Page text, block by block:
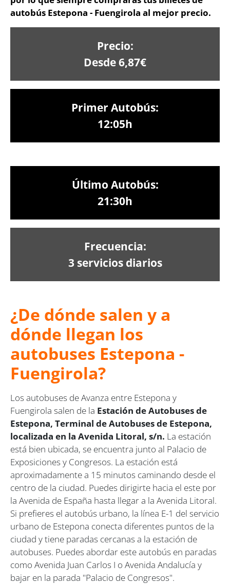
autobús Estepona - Fuengirola al mejor precio.
Precio:
Desde 6,87€
Primer Autobús:
12:05h
Último Autobús:
21:30h
Frecuencia:
3 servicios diarios
¿De dónde salen y a
dónde llegan los
autobuses Estepona -
Fuengirola?
Los autobuses de Avanza entre Estepona y
Fuengirola salen de la Estación de Autobuses de
Estepona, Terminal de Autobuses de Estepona,
localizada en la Avenida Litoral, s/n. La estación
está bien ubicada, se encuentra junto al Palacio de
Exposiciones y Congresos. La estación está
aproximadamente a 15 minutos caminando desde el
centro de la ciudad. Puedes dirigirte hacia el este por
la Avenida de España hasta llegar a la Avenida Litoral.
Si prefieres el autobús urbano, la línea E-1 del servicio
urbano de Estepona conecta diferentes puntos de la
ciudad y tiene paradas cercanas a la estación de
autobuses. Puedes abordar este autobús en paradas
como Avenida Juan Carlos I o Avenida Andalucía y
bajar en la parada "Palacio de Congresos".